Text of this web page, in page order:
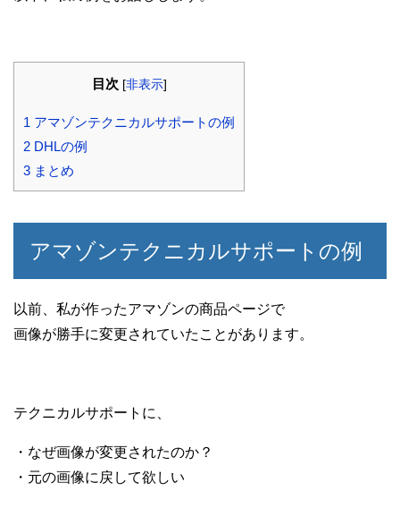
目次 [非表示]
1 アマゾンテクニカルサポートの例
2 DHLの例
3 まとめ
アマゾンテクニカルサポートの例
以前、私が作ったアマゾンの商品ページで
画像が勝手に変更されていたことがあります。
テクニカルサポートに、
・なぜ画像が変更されたのか？
・元の画像に戻して欲しい